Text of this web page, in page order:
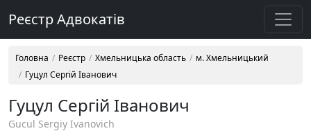
Реєстр Адвокатів
Головна Реєстр Хмельницька область
м. Хмельницький
Гуцул Сергій Іванович
Гуцул Сергій Іванович
Gucul Sergiy Ivanovich